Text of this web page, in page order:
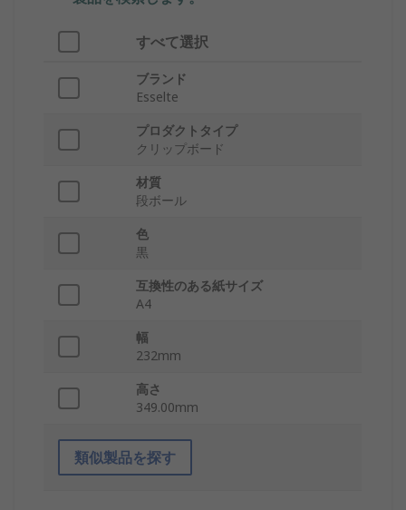
すべて選択
ブランド
Esselte
プロダクトタイプ
クリップボード
材質
段ボール
色
黒
互換性のある紙サイズ
A4
幅
232mm
高さ
349.00mm
類似製品を探す